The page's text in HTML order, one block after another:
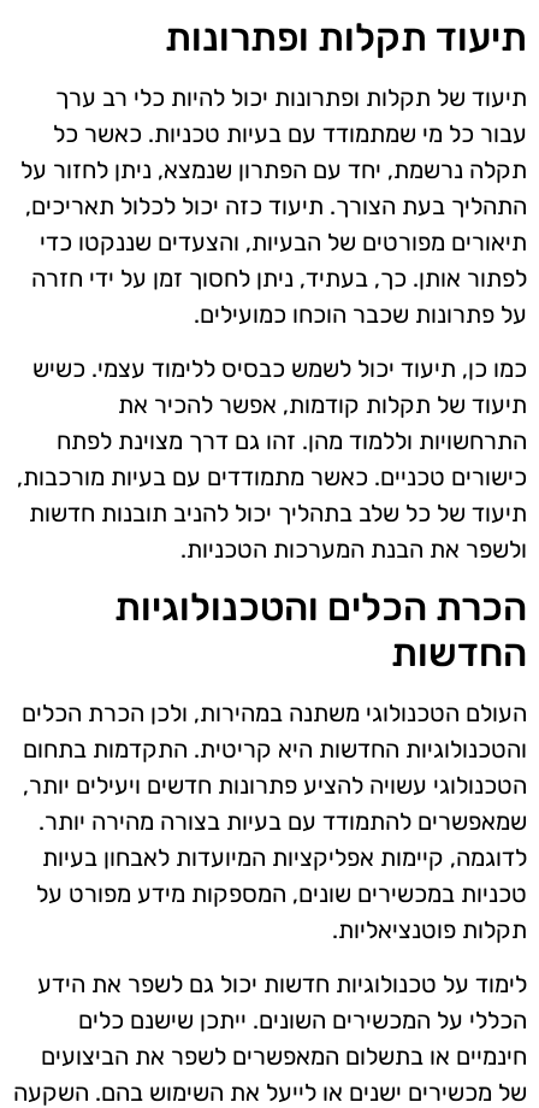
תיעוד תקלות ופתרונות
תיעוד של תקלות ופתרונות יכול להיות כלי רב ערך
עבור כל מי שמתמודד עם בעיות טכניות. כאשר כל
תקלה נרשמת, יחד עם הפתרון שנמצא, ניתן לחזור על
התהליך בעת הצורך. תיעוד כזה יכול לכלול תאריכים,
תיאורים מפורטים של הבעיות, והצעדים שננקטו כדי
לפתור אותן. כך, בעתיד, ניתן לחסוך זמן על ידי חזרה
על פתרונות שכבר הוכחו כמועילים.
כמו כן, תיעוד יכול לשמש כבסיס ללימוד עצמי. כשיש
תיעוד של תקלות קודמות, אפשר להכיר את
התרחשויות וללמוד מהן. זהו גם דרך מצוינת לפתח
כישורים טכניים. כאשר מתמודדים עם בעיות מורכבות,
תיעוד של כל שלב בתהליך יכול להניב תובנות חדשות
ולשפר את הבנת המערכות הטכניות.
הכרת הכלים והטכנולוגיות
החדשות
העולם הטכנולוגי משתנה במהירות, ולכן הכרת הכלים
והטכנולוגיות החדשות היא קריטית. התקדמות בתחום
הטכנולוגי עשויה להציע פתרונות חדשים ויעילים יותר,
שמאפשרים להתמודד עם בעיות בצורה מהירה יותר.
לדוגמה, קיימות אפליקציות המיועדות לאבחון בעיות
טכניות במכשירים שונים, המספקות מידע מפורט על
תקלות פוטנציאליות.
לימוד על טכנולוגיות חדשות יכול גם לשפר את הידע
הכללי על המכשירים השונים. ייתכן שישנם כלים
חינמיים או בתשלום המאפשרים לשפר את הביצועים
של מכשירים ישנים או לייעל את השימוש בהם. השקעה